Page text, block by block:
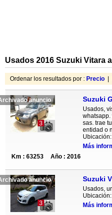
Usados 2016 Suzuki Vitara
Ordenar los resultados por : Precio
anuncio
3
Usados,
sas. trae
entidad o
Más
Km : 63253
Año : 2016
anuncio
3
Suzuki
Usados,
Más